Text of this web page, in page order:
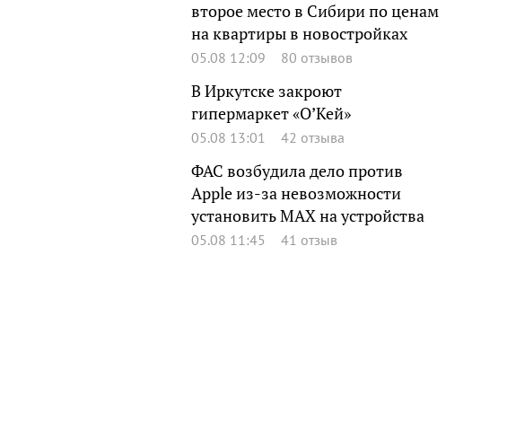
второе место в Сибири по ценам
на квартиры в новостройках
05.08 12:09 80 отзывов
В Иркутске закроют
гипермаркет «О’Кей»
05.08 13:01 42 отзыва
ФАС возбудила дело против
Apple из-за невозможности
установить MAX на устройства
05.08 11:45 41 отзыв